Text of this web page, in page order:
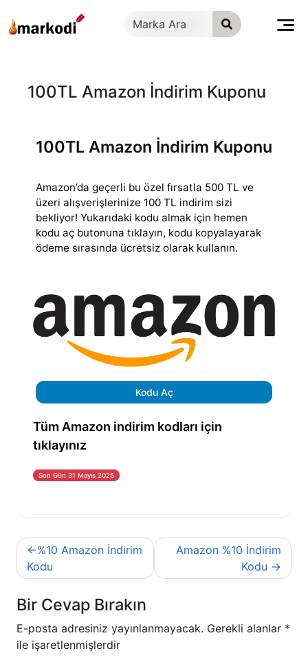
geç
100TL Amazon İndirim Kuponu
100TL Amazon İndirim Kuponu
Amazon’da geçerli bu özel fırsatla 500 TL ve
üzeri alışverişlerinize 100 TL indirim sizi
bekliyor! Yukarıdaki kodu almak için hemen
kodu aç butonuna tıklayın, kodu kopyalayarak
ödeme sırasında ücretsiz olarak kullanın.
Kodu Aç
Tüm Amazon indirim kodları için
tıklayınız
Son Gün 31 Mayıs 2025
Yazı
gezinmesi
%10 Amazon İndirim
Kodu
Amazon %10 İndirim
Kodu
Bir Cevap Bırakın
E-posta adresiniz yayınlanmayacak. Gerekli alanlar *
ile işaretlenmişlerdir